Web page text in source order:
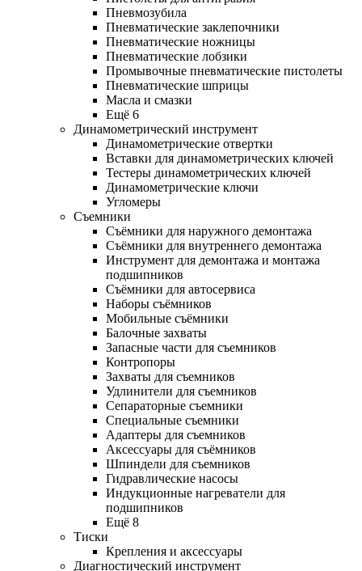
Пневмозубила
Пневматические заклепочники
Пневматические ножницы
Пневматические лобзики
Промывочные пневматические пистолеты
Пневматические шприцы
Масла и смазки
Ещё 6
Динамометрический инструмент
Динамометрические отвертки
Вставки для динамометрических ключей
Тестеры динамометрических ключей
Динамометрические ключи
Угломеры
Съемники
Съёмники для наружного демонтажа
Съёмники для внутреннего демонтажа
Инструмент для демонтажа и монтажа
подшипников
Съёмники для автосервиса
Наборы съёмников
Мобильные съёмники
Балочные захваты
Запасные части для съемников
Контропоры
Захваты для съемников
Удлинители для съемников
Сепараторные съемники
Специальные съемники
Адаптеры для съемников
Аксессуары для съёмников
Шпиндели для съемников
Гидравлические насосы
Индукционные нагреватели для
подшипников
Ещё 8
Тиски
Крепления и аксессуары
Диагностический инструмент